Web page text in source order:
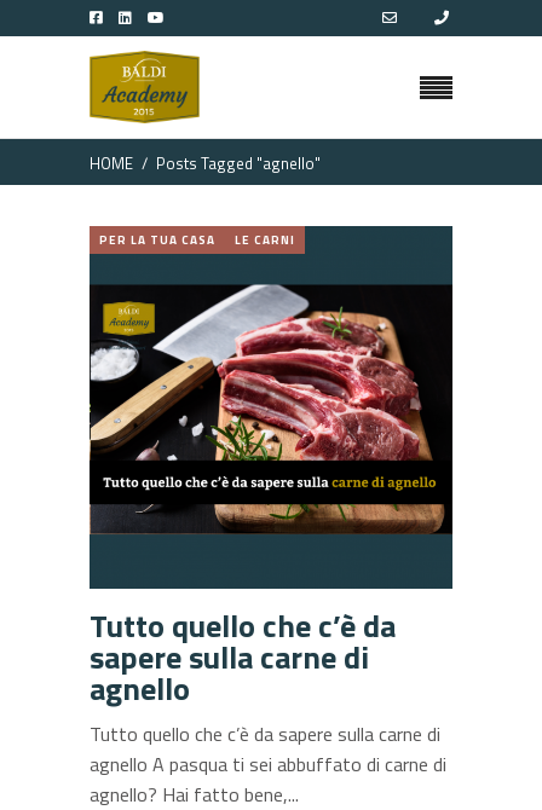
HOME Posts Tagged "agnello"
PER LA TUA CASA LE CARNI
Tutto quello che c’è da
sapere sulla carne di
agnello
Tutto quello che c’è da sapere sulla carne di
agnello A pasqua ti sei abbuffato di carne di
agnello? Hai fatto bene,